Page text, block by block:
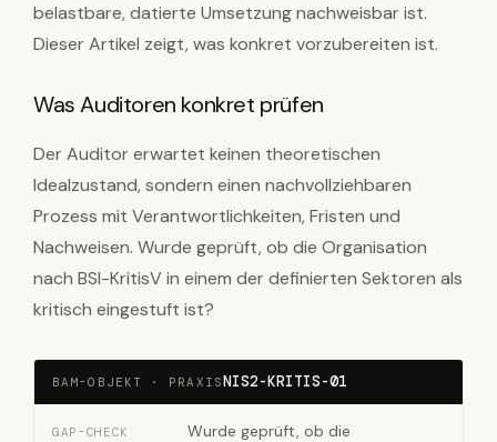
belastbare, datierte Umsetzung nachweisbar ist.
Dieser Artikel zeigt, was konkret vorzubereiten ist.
Was Auditoren konkret prüfen
Der Auditor erwartet keinen theoretischen
Idealzustand, sondern einen nachvollziehbaren
Prozess mit Verantwortlichkeiten, Fristen und
Nachweisen. Wurde geprüft, ob die Organisation
nach BSI-KritisV in einem der definierten Sektoren als
kritisch eingestuft ist?
BAM-OBJEKT · PRAXISNIS2-KRITIS-01
GAP-CHECK
Wurde geprüft, ob die